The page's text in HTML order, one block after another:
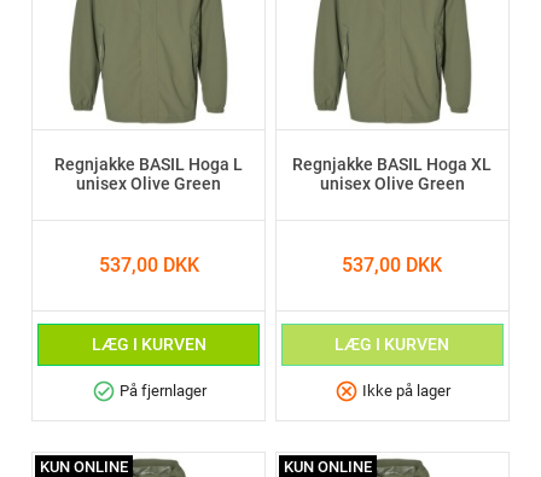
Regnjakke BASIL Hoga L
unisex Olive Green
537,00 DKK
LÆG I KURVEN
check_circle På fjernlager
Regnjakke BASIL Hoga XL
unisex Olive Green
537,00 DKK
LÆG I KURVEN
cancel Ikke på lager
KUN ONLINE KUN ONLINE